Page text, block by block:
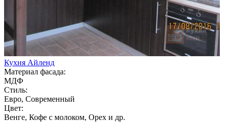
Кухня Айленд
Материал фасада:
МДФ
Стиль:
Евро, Современный
Цвет:
Венге, Кофе с молоком, Орех и др.